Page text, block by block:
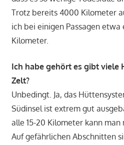
Trotz bereits 4000 Kilometer
ich bei einigen Passagen etwa
Kilometer.
Ich habe gehört es gibt viele
Zelt?
Unbedingt. Ja, das
Südinsel ist extrem gut
alle 15-20 Kilometer kann
Auf gefährlichen Abschnitten